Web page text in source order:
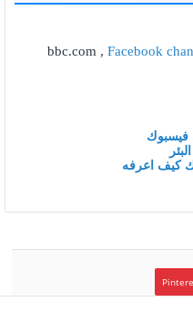
bbc.com , Facebook
كيف اعرفه